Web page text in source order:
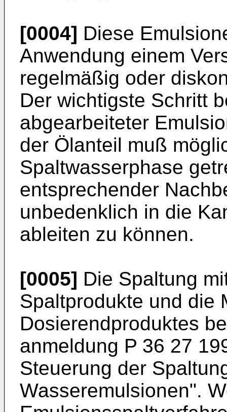
[0004] Diese
Anwendung einem
regelmäßig oder
Der wichtigste Schritt
abgearbeiteter
der Ölan­teil muß
Spaltwasserphase
entsprechender
unbedenklich in die
ableiten zu können.
[0005] Die Spaltung
Spaltprodukte und die
Dosierendproduktes
anmeldung P 36 27
Steuerung der
Wasseremulsionen".